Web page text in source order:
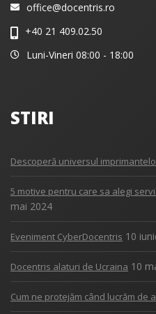
office@docentris.ro
+40 21 409.02.50
Luni-Vineri 08:00 - 18:00
STIRI
Descoperă universul
5 motive pentru care sa alegi
mai 2024
Eveniment CyberDocentris 10
Docentris alaturi de Ucraina 10
Cum ne protejăm când lucrăm de